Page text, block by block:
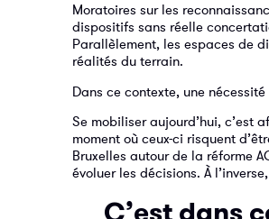
Moratoires sur les
dispositifs sans réelle
Parallèlement, les espaces de
réalités du terrain.
Dans ce contexte, une
Se mobiliser aujourd’hui, c’est
moment où ceux-ci risquent
Bruxelles autour de la réforme
évoluer les décisions. À
C’est dans